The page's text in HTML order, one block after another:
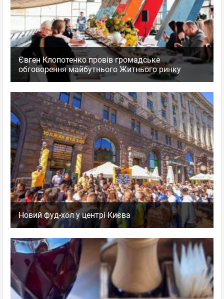
Євген Клопотенко провів громадське
обговорення майбутнього Житнього ринку
Новий фуд-хол у центрі Києва